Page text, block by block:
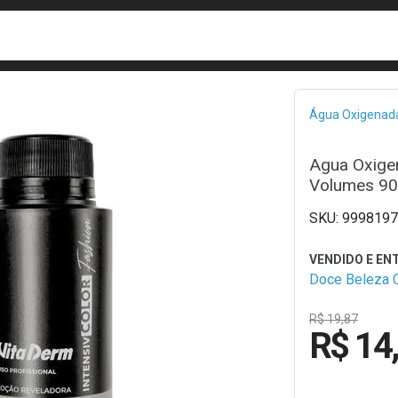
Água
Agua
Volumes
Doce Beleza
R$ 19,87
R$